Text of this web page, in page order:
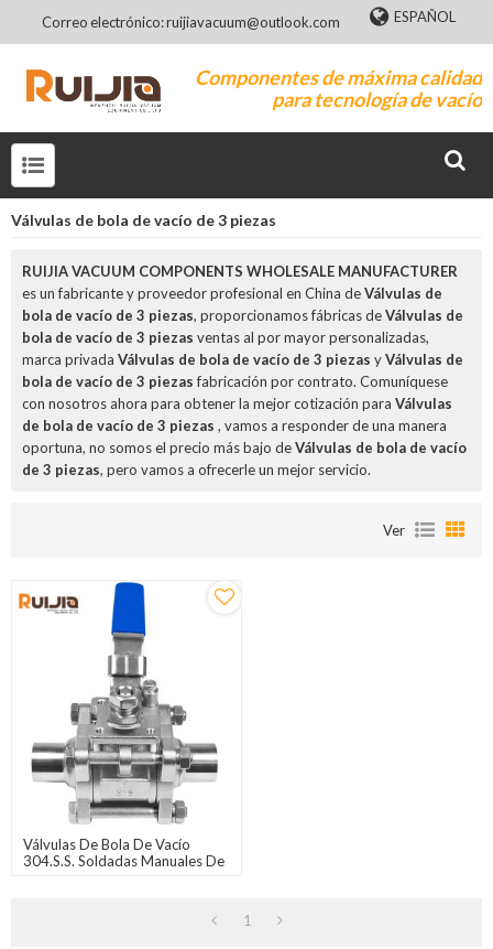
Correo electrónico: ruijiavacuum@outlook.com ESPAÑOL
Componentes de máxima calidad
para tecnología de vacío
Válvulas de bola de vacío de 3 piezas
RUIJIA VACUUM COMPONENTS WHOLESALE MANUFACTURER
es un fabricante y proveedor profesional en China deVálvulas de
bola de vacío de 3 piezas, proporcionamos fábricas deVálvulas de
bola de vacío de 3 piezas ventas al por mayor personalizadas,
marca privada Válvulas de bola de vacío de 3 piezas yVálvulas de
bola de vacío de 3 piezasfabricación por contrato. Comuníquese
con nosotros ahora para obtener la mejor cotización para Válvulas
de bola de vacío de 3 piezas , vamos a responder de una manera
oportuna, no somos el precio más bajo deVálvulas de bola de vacío
de 3 piezas, pero vamos a ofrecerle un mejor servicio.
Ver
Válvulas De Bola De Vacío
304.S.S. Soldadas Manuales De
1